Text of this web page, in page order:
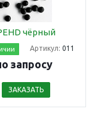
чёрный
Артикул: 011
запросу
ЗАКАЗАТЬ